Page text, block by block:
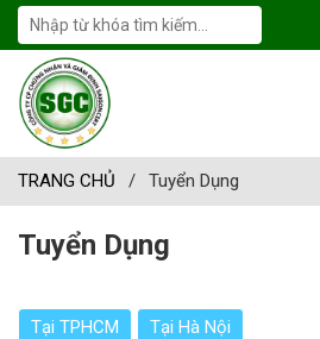
TRANG CHỦ / Tuyển Dụng
Tuyển Dụng
Tại TPHCM Tại Hà Nội